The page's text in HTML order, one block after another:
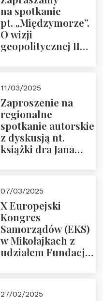
na spotkanie
pt. „Międzymorze”.
O wizji
geopolitycznej II
i prof.
Krasnodębski
11/03/2025
Zaproszenie na
regionalne
spotkanie autorskie
z dyskusją nt.
książki dra Jana
07/03/2025
X Europejski
Kongres
Samorządów (EKS)
w Mikołajkach z
udziałem Fundacji
27/02/2025